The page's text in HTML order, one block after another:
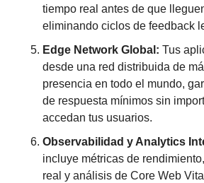
tiempo real antes de que
eliminando ciclos de feedback
Edge Network Global: Tus
desde una red distribuida de
presencia en todo el mundo,
de respuesta mínimos sin
accedan tus usuarios.
Observabilidad y Analytics
incluye métricas de
real y análisis de Core Web